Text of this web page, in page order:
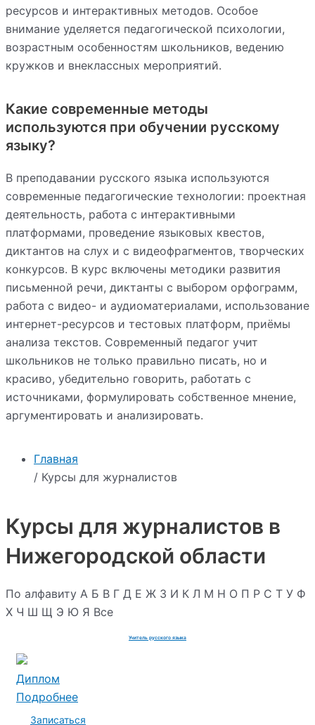
Главная
/ Курсы для журналистов
Курсы для журналистов в
Нижегородской области
По алфавиту А Б В Г Д Е Ж З И К Л М Н О П Р С Т У Ф
Х Ч Ш Щ Э Ю Я Все
Учитель русского языка
Диплом
Подробнее
Записаться
ресурсов и интерактивных методов. Особое
внимание уделяется педагогической психологии,
возрастным особенностям школьников, ведению
кружков и внеклассных мероприятий.
Какие современные методы
используются при обучении русскому
языку?
В преподавании русского языка используются
современные педагогические технологии: проектная
деятельность, работа с интерактивными
платформами, проведение языковых квестов,
диктантов на слух и с видеофрагментов, творческих
конкурсов. В курс включены методики развития
письменной речи, диктанты с выбором орфограмм,
работа с видео- и аудиоматериалами, использование
интернет-ресурсов и тестовых платформ, приёмы
анализа текстов. Современный педагог учит
школьников не только правильно писать, но и
красиво, убедительно говорить, работать с
источниками, формулировать собственное мнение,
аргументировать и анализировать.